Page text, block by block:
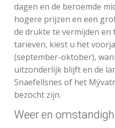
dagen en de beroemde
hogere prijzen en een
de drukte te vermijden
tarieven, kiest u het
(september-oktober),
uitzonderlijk blijft en de
Snaefellsnes of het
bezocht zijn.
Weer en